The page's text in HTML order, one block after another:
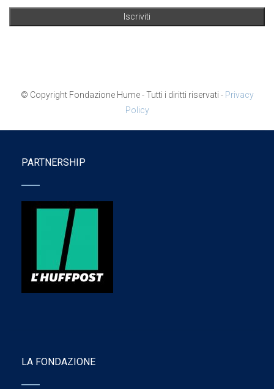
© Copyright Fondazione Hume - Tutti i diritti riservati - Privacy
Policy
PARTNERSHIP
LA FONDAZIONE